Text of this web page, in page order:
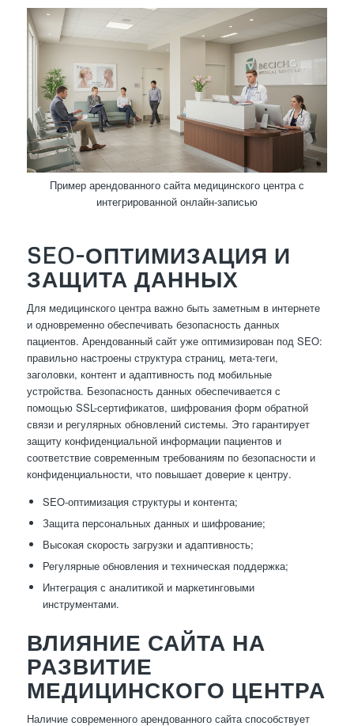
Пример арендованного сайта медицинского центра с
интегрированной онлайн-записью
SEO-ОПТИМИЗАЦИЯ И
ЗАЩИТА ДАННЫХ
Для медицинского центра важно быть заметным в интернете
и одновременно обеспечивать безопасность данных
пациентов. Арендованный сайт уже оптимизирован под SEO:
правильно настроены структура страниц, мета-теги,
заголовки, контент и адаптивность под мобильные
устройства. Безопасность данных обеспечивается с
помощью SSL-сертификатов, шифрования форм обратной
связи и регулярных обновлений системы. Это гарантирует
защиту конфиденциальной информации пациентов и
соответствие современным требованиям по безопасности и
конфиденциальности, что повышает доверие к центру.
SEO-оптимизация структуры и контента;
Защита персональных данных и шифрование;
Высокая скорость загрузки и адаптивность;
Регулярные обновления и техническая поддержка;
Интеграция с аналитикой и маркетинговыми
инструментами.
ВЛИЯНИЕ САЙТА НА
РАЗВИТИЕ
МЕДИЦИНСКОГО ЦЕНТРА
Наличие современного арендованного сайта способствует